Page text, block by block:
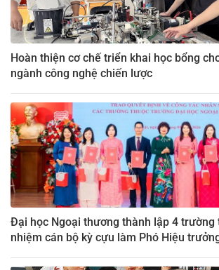
Hoàn thiện cơ chế triển khai học bổng
ngành công nghệ chiến lược
Đại học Ngoại thương thành lập 4 trường
nhiệm cán bộ kỳ cựu làm Phó Hiệu